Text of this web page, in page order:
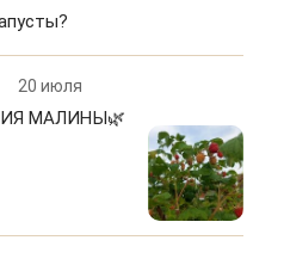
20 июля
МАЛИНЫ🌿